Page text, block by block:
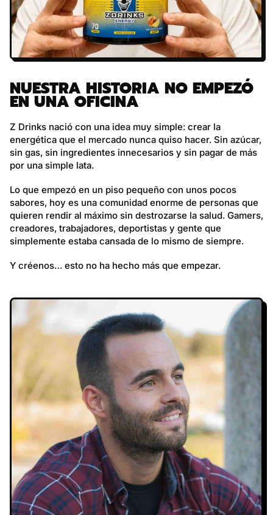
NUESTRA HISTORIA NO EMPEZÓ
EN UNA OFICINA
Z Drinks nació con una idea muy simple: crear la
energética que el mercado nunca quiso hacer. Sin azúcar,
sin gas, sin ingredientes innecesarios y sin pagar de más
por una simple lata.
Lo que empezó en un piso pequeño con unos pocos
sabores, hoy es una comunidad enorme de personas que
quieren rendir al máximo sin destrozarse la salud. Gamers,
creadores, trabajadores, deportistas y gente que
simplemente estaba cansada de lo mismo de siempre.
Y créenos… esto no ha hecho más que empezar.